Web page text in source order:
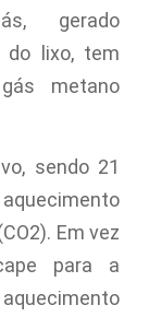
gerado
do lixo, tem
metano
sendo 21
Em vez
para a